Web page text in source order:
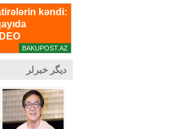
دیگر خبرلر